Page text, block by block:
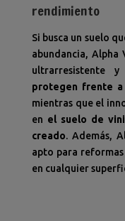
rendimiento
Si busca un suelo
abundancia, Alpha
ultrarresistente
protegen frente a
mientras que el
en el suelo de
creado. Además,
apto para
en cualquier